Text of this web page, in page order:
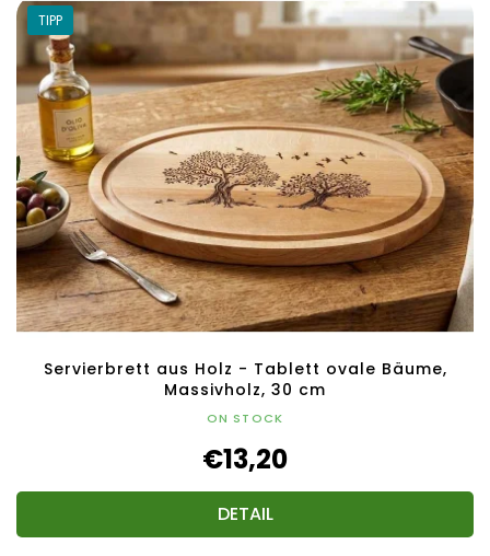
TIPP
Servierbrett aus Holz - Tablett ovale Bäume,
Massivholz, 30 cm
ON STOCK
€13,20
DETAIL